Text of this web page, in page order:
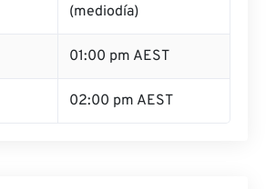
(mediodía)
01:00 pm AEST
02:00 pm AEST